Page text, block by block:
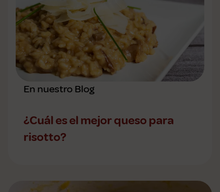
En nuestro Blog
¿Cuál es el mejor queso para
risotto?